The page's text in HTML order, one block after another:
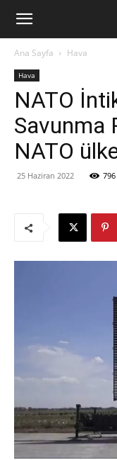
Ana Sayfa Hava
Hava
NATO
Savunma
NATO
25 Haziran 2022 796